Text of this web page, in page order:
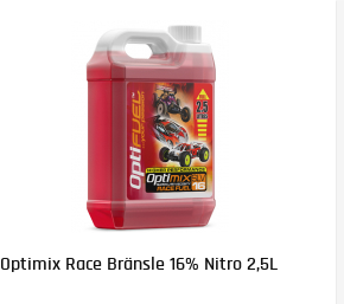
Optimix Race Bränsle 16% Nitro 2,5L